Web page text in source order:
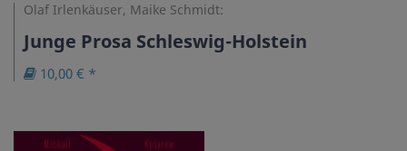
Olaf Irlenkäuser, Maike Schmidt:
Junge Prosa Schleswig-Holstein
10,00 € *